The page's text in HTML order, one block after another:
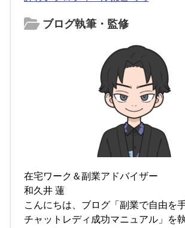
ブログ執筆・監修
在宅ワーク＆副業アドバイザー
和久井 蓮
こんにちは、ブログ「副業で自由を
チャットレディ成功マニュアル」を